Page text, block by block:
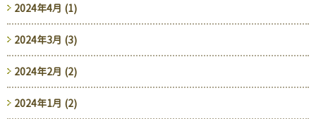
2024年4月 (1)
2024年3月 (3)
2024年2月 (2)
2024年1月 (2)